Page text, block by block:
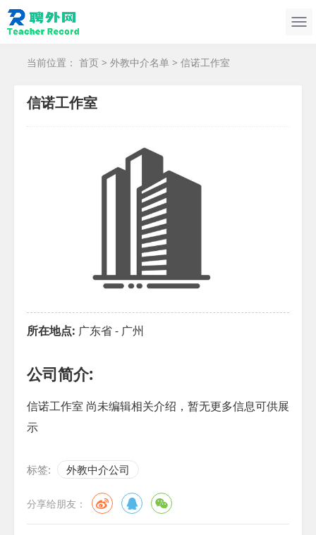
当前位置： 首页 > 外教中介名单 > 信诺工作室
信诺工作室
所在地点: 广东省 - 广州
公司简介:
信诺工作室 尚未编辑相关介绍，暂无更多信息可供展
示
标签: 外教中介公司
分享给朋友：